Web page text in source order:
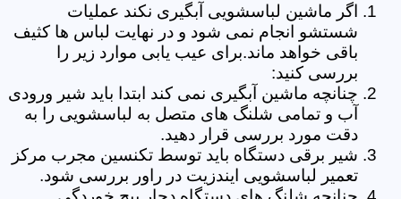
اگر ماشین لباسشویی آبگیری نکند عملیات
شستشو انجام نمی شود و در نهایت لباس ها کثیف
باقی خواهد ماند.برای عیب یابی موارد زیر را
بررسی کنید:
چنانچه ماشین آبگیری نمی کند ابتدا باید شیر ورودی
آب و تمامی شلنگ های متصل به لباسشویی را به
دقت مورد بررسی قرار دهید.
شیر برقی دستگاه باید توسط تکنسین مجرب مرکز
تعمیر لباسشویی ایندزیت در راور بررسی شود.